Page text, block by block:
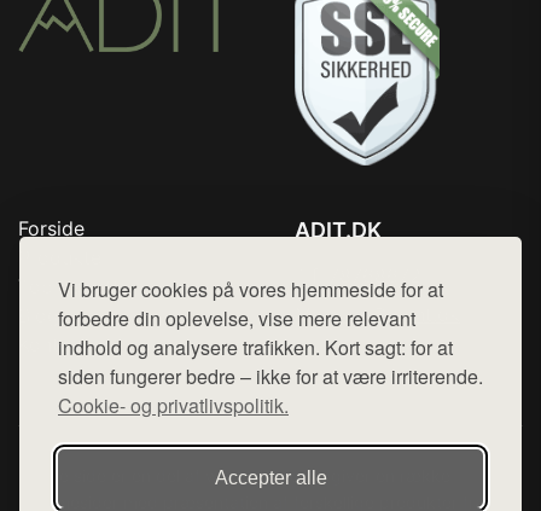
Vi bruger cookies på vores hjemmeside for at
forbedre din oplevelse, vise mere relevant
indhold og analysere trafikken. Kort sagt: for at
siden fungerer bedre – ikke for at være irriterende.
Cookie- og privatlivspolitik.
Accepter alle
Forside
Top Rabatter
Blog
Kontakt
ADIT.DK
Mail: hej@want.dk
Cookie- og privatlivspolitik
Denne side er en del af want.dk, der udgiver en række
hjemmesider med præsentation af forskellige produkter fra